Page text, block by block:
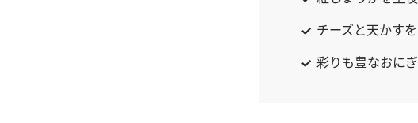
チーズと天かす
彩りも豊なおに